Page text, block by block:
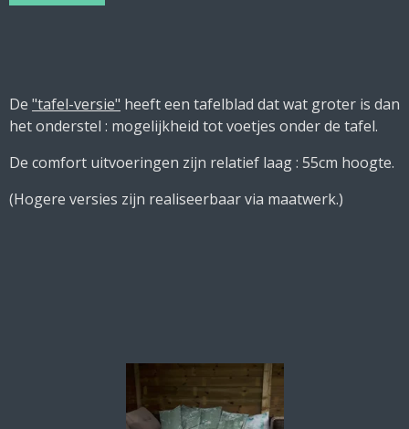
De "tafel-versie" heeft een tafelblad dat wat groter is dan
het onderstel : mogelijkheid tot voetjes onder de tafel.
De comfort uitvoeringen zijn relatief laag : 55cm hoogte.
(Hogere versies zijn realiseerbaar via maatwerk.)